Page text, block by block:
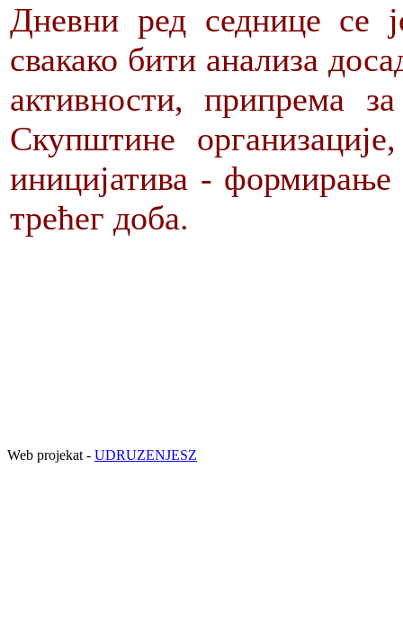
Дневни ред седнице се
свакако бити анализа
активности, припрема
Скупштине
иницијатива -
трећег доба.
Web projekat - UDRUZENJESZ